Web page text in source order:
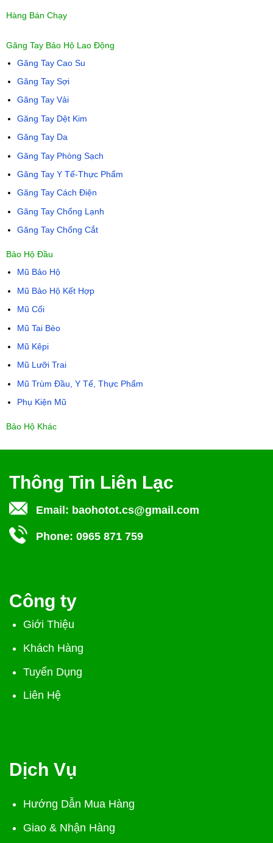
Hàng Bán Chạy
Găng Tay Bảo Hộ Lao Động
Găng Tay Cao Su
Găng Tay Sợi
Găng Tay Vải
Găng Tay Dệt Kim
Găng Tay Da
Găng Tay Phòng Sạch
Găng Tay Y Tế-Thực Phẩm
Găng Tay Cách Điện
Găng Tay Chống Lạnh
Găng Tay Chống Cắt
Bảo Hộ Đầu
Mũ Bảo Hộ
Mũ Bảo Hộ Kết Hợp
Mũ Cối
Mũ Tai Bèo
Mũ Kêpi
Mũ Lưỡi Trai
Mũ Trùm Đầu, Y Tế, Thực Phẩm
Phụ Kiện Mũ
Bảo Hộ Khác
Thông Tin Liên Lạc
Email: baohotot.cs@gmail.com
Phone: 0965 871 759
Công ty
Giới Thiệu
Khách Hàng
Tuyển Dụng
Liên Hệ
Dịch Vụ
Hướng Dẫn Mua Hàng
Giao & Nhận Hàng